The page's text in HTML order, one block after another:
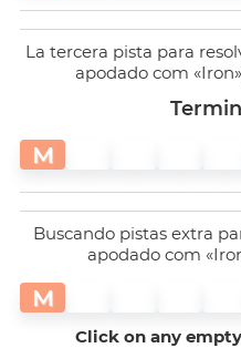
La tercera pista para
apodado com
M
Buscando pistas extra
apodado com
M
Click on any